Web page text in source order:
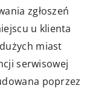
zgłoszeń
u klienta
miast
serwisowej
poprzez